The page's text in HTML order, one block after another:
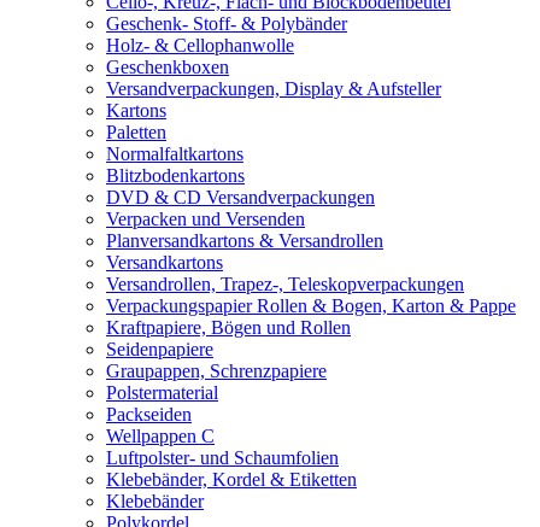
Geschenk- Stoff- & Polybänder
Holz- & Cellophanwolle
Geschenkboxen
Versandverpackungen, Display & Aufsteller
Kartons
Paletten
Normalfaltkartons
Blitzbodenkartons
DVD & CD Versandverpackungen
Verpacken und Versenden
Planversandkartons & Versandrollen
Versandkartons
Versandrollen, Trapez-, Teleskopverpackungen
Verpackungspapier Rollen & Bogen, Karton & Pappe
Kraftpapiere, Bögen und Rollen
Seidenpapiere
Graupappen, Schrenzpapiere
Polstermaterial
Packseiden
Wellpappen C
Luftpolster- und Schaumfolien
Klebebänder, Kordel & Etiketten
Klebebänder